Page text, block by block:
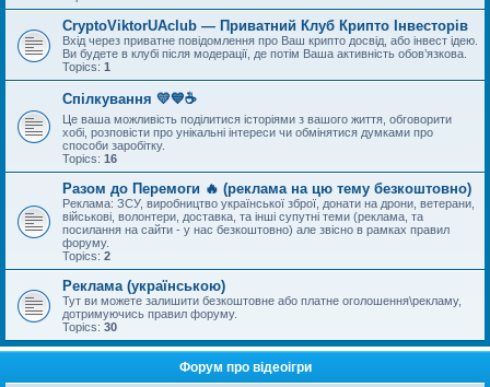
CryptoViktorUAclub — Приватний Клуб Крипто Інвесторів
Вхід через приватне повідомлення про Ваш крипто досвід, або інвест ідею.
Ви будете в клубі після модерації, де потім Ваша активність обов’язкова.
Topics: 1
Спілкування 💛💙☕
Це ваша можливість поділитися історіями з вашого життя, обговорити
хобі, розповісти про унікальні інтереси чи обмінятися думками про
способи заробітку.
Topics: 16
Разом до Перемоги 🔥 (реклама на цю тему безкоштовно)
Реклама: ЗСУ, виробництво української зброї, донати на дрони, ветерани,
військові, волонтери, доставка, та інші супутні теми (реклама, та
посилання на сайти - у нас безкоштовно) але звісно в рамках правил
форуму.
Topics: 2
Реклама (українською)
Тут ви можете залишити безкоштовне або платне оголошення\рекламу,
дотримуючись правил форуму.
Topics: 30
Форум про відеоігри